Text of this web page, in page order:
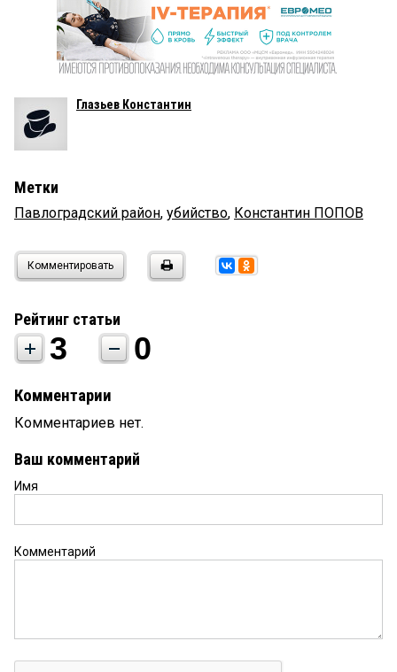
Глазьев Константин
Метки
Павлоградский район, убийство, Константин ПОПОВ
Комментировать
Рейтинг статьи
3 0
Комментарии
Комментариев нет.
Ваш комментарий
Имя
Комментарий